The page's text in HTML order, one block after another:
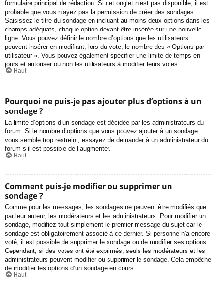
formulaire principal de rédaction. Si cet onglet n’est pas disponible, il est
probable que vous n’ayez pas la permission de créer des sondages.
Saisissez le titre du sondage en incluant au moins deux options dans les
champs adéquats, chaque option devant être insérée sur une nouvelle
ligne. Vous pouvez définir le nombre d’options que les utilisateurs
peuvent insérer en modifiant, lors du vote, le nombre des « Options par
utilisateur ». Vous pouvez également spécifier une limite de temps en
jours et autoriser ou non les utilisateurs à modifier leurs votes.
Haut
Pourquoi ne puis-je pas ajouter plus d’options à un
sondage ?
La limite d’options d’un sondage est décidée par les administrateurs du
forum. Si le nombre d’options que vous pouvez ajouter à un sondage
vous semble trop restreint, essayez de demander à un administrateur du
forum s’il est possible de l’augmenter.
Haut
Comment puis-je modifier ou supprimer un
sondage ?
Comme pour les messages, les sondages ne peuvent être modifiés que
par leur auteur, les modérateurs et les administrateurs. Pour modifier un
sondage, modifiez tout simplement le premier message du sujet car le
sondage est obligatoirement associé à ce dernier. Si personne n’a encore
voté, il est possible de supprimer le sondage ou de modifier ses options.
Cependant, si des votes ont été exprimés, seuls les modérateurs et les
administrateurs peuvent modifier ou supprimer le sondage. Cela empêche
de modifier les options d’un sondage en cours.
Haut